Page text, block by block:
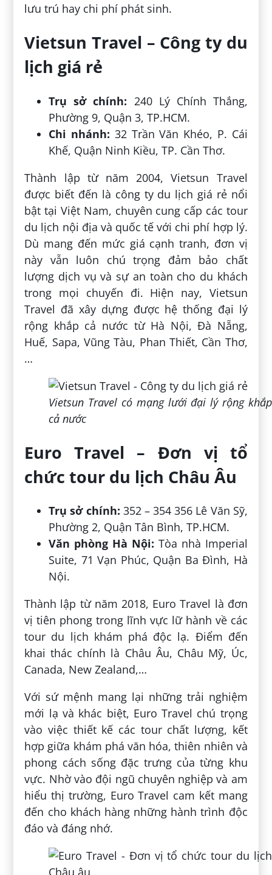
lưu trú hay chi phí phát sinh.
Vietsun Travel – Công ty du
lịch giá rẻ
Trụ sở chính: 240 Lý Chính Thắng,
Phường 9, Quận 3, TP.HCM.
Chi nhánh: 32 Trần Văn Khéo, P. Cái
Khế, Quận Ninh Kiều, TP. Cần Thơ.
Thành lập từ năm 2004, Vietsun Travel
được biết đến là công ty du lịch giá rẻ nổi
bật tại Việt Nam, chuyên cung cấp các tour
du lịch nội địa và quốc tế với chi phí hợp lý.
Dù mang đến mức giá cạnh tranh, đơn vị
này vẫn luôn chú trọng đảm bảo chất
lượng dịch vụ và sự an toàn cho du khách
trong mọi chuyến đi. Hiện nay, Vietsun
Travel đã xây dựng được hệ thống đại lý
rộng khắp cả nước từ Hà Nội, Đà Nẵng,
Huế, Sapa, Vũng Tàu, Phan Thiết, Cần Thơ,
…
Vietsun Travel có mạng lưới đại lý rộng khắp
cả nước
Euro Travel – Đơn vị tổ
chức tour du lịch Châu Âu
Trụ sở chính: 352 – 354 356 Lê Văn Sỹ,
Phường 2, Quận Tân Bình, TP.HCM.
Văn phòng Hà Nội: Tòa nhà Imperial
Suite, 71 Vạn Phúc, Quận Ba Đình, Hà
Nội.
Thành lập từ năm 2018, Euro Travel là đơn
vị tiên phong trong lĩnh vực lữ hành về các
tour du lịch khám phá độc lạ. Điểm đến
khai thác chính là Châu Âu, Châu Mỹ, Úc,
Canada, New Zealand,…
Với sứ mệnh mang lại những trải nghiệm
mới lạ và khác biệt, Euro Travel chú trọng
vào việc thiết kế các tour chất lượng, kết
hợp giữa khám phá văn hóa, thiên nhiên và
phong cách sống đặc trưng của từng khu
vực. Nhờ vào đội ngũ chuyên nghiệp và am
hiểu thị trường, Euro Travel cam kết mang
đến cho khách hàng những hành trình độc
đáo và đáng nhớ.